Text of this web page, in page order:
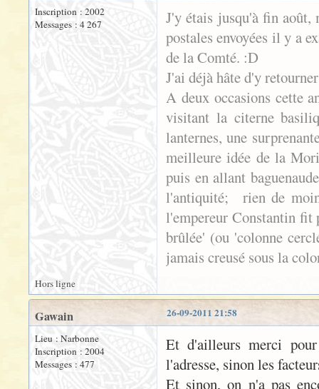
Inscription : 2002
Messages : 4 267
J'y étais jusqu'à fin août,
postales envoyées il y a
de la Comté. :D
J'ai déjà hâte d'y
A deux occasions cette
visitant la citerne
lanternes, une
meilleure idée de la
puis en allant
l'antiquité; rien de
l'empereur Constantin fit
brûlée' (ou 'colonne
jamais creusé sous la
Hors ligne
26-09-2011 21:58
Gawain
Lieu : Narbonne
Inscription : 2004
Messages : 477
Et d'ailleurs merci
l'adresse, sinon les
Et sinon, on n'a pas